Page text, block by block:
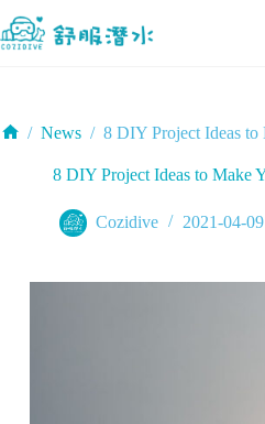
跳
至
/ News / 8 DIY Project Ideas to
8 DIY Project Ideas to Make
Cozidive 2021-04-09